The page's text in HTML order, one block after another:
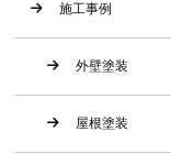
施工事例
外壁塗装
屋根塗装